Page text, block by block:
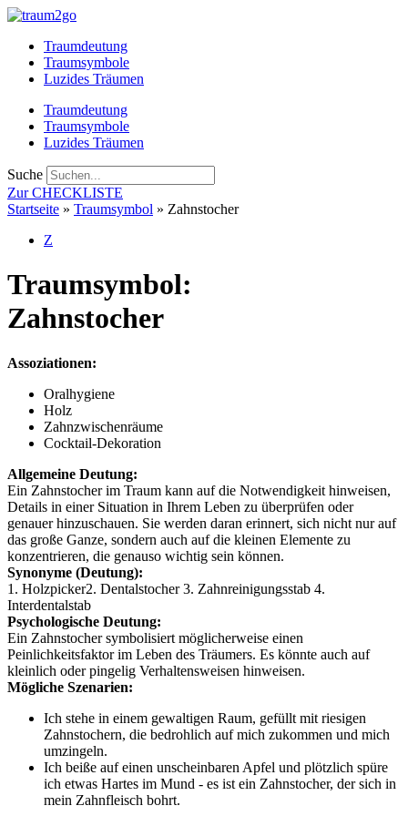
Zum
springenTraumdeutung
Traumsymbole
Luzides Träumen
Traumdeutung
Traumsymbole
Luzides Träumen
Suche
Zur CHECKLISTE
Startseite » Traumsymbol » Zahnstocher
Z
Traumsymbol:
Zahnstocher
Assoziationen:
Oralhygiene
Holz
Zahnzwischenräume
Cocktail-Dekoration
Allgemeine Deutung:
Ein Zahnstocher im Traum kann auf die Notwendigkeit hinweisen,
Details in einer Situation in Ihrem Leben zu überprüfen oder
genauer hinzuschauen. Sie werden daran erinnert, sich nicht nur auf
das große Ganze, sondern auch auf die kleinen Elemente zu
konzentrieren, die genauso wichtig sein können.
Synonyme (Deutung):
1. Holzpicker2. Dentalstocher 3. Zahnreinigungsstab 4.
Interdentalstab
Psychologische Deutung:
Ein Zahnstocher symbolisiert möglicherweise einen
Peinlichkeitsfaktor im Leben des Träumers. Es könnte auch auf
kleinlich oder pingelig Verhaltensweisen hinweisen.
Mögliche Szenarien:
Ich stehe in einem gewaltigen Raum, gefüllt mit riesigen
Zahnstochern, die bedrohlich auf mich zukommen und mich
umzingeln.
Ich beiße auf einen unscheinbaren Apfel und plötzlich spüre
ich etwas Hartes im Mund - es ist ein Zahnstocher, der sich in
mein Zahnfleisch bohrt.